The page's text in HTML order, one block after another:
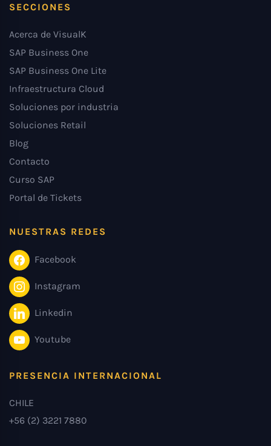
SECCIONES
Acerca de VisualK
SAP Business One
SAP Business One Lite
Infraestructura Cloud
Soluciones por industria
Soluciones Retail
Blog
Contacto
Curso SAP
Portal de Tickets
NUESTRAS REDES
Facebook
Instagram
Linkedin
Youtube
PRESENCIA INTERNACIONAL
CHILE
+56 (2) 3221 7880